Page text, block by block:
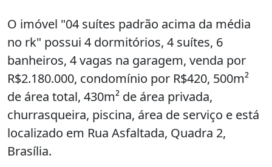
O imóvel "04 suítes padrão acima da média
no rk" possui 4 dormitórios, 4 suítes, 6
banheiros, 4 vagas na garagem, venda por
R$2.180.000, condomínio por R$420, 500m²
de área total, 430m² de área privada,
churrasqueira, piscina, área de serviço e está
localizado em Rua Asfaltada, Quadra 2,
Brasília.